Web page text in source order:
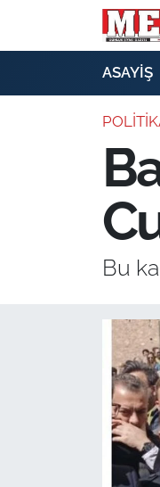
ASAYİŞ
Bu
E-GAZETE
SİYASET
TARIM VE
KÜLTÜR